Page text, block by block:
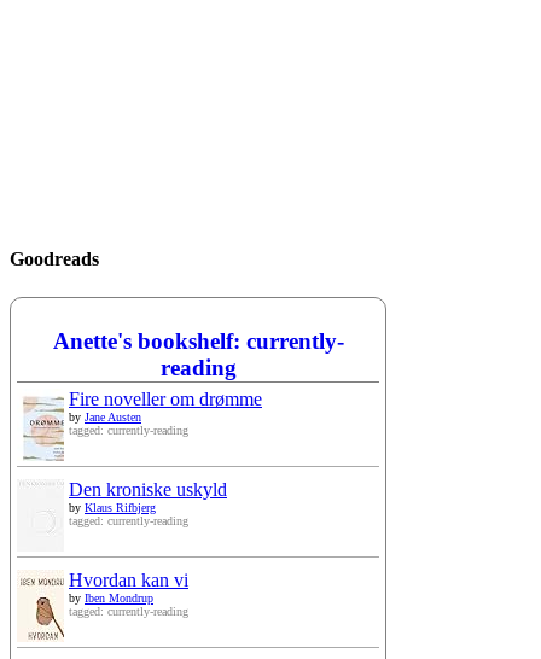
Goodreads
Anette's bookshelf: currently-
reading
Fire noveller om drømme
by Jane Austen
tagged: currently-reading
Den kroniske uskyld
by Klaus Rifbjerg
tagged: currently-reading
Hvordan kan vi
by Iben Mondrup
tagged: currently-reading